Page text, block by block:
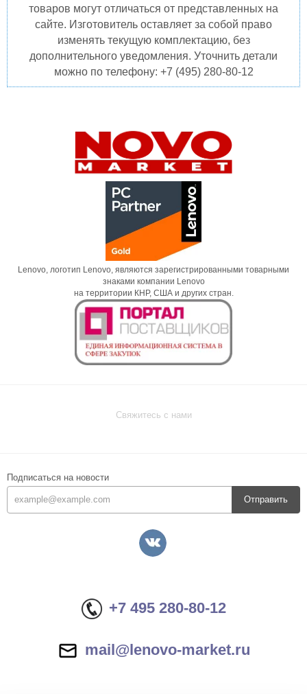
товаров могут отличаться от представленных на
сайте. Изготовитель оставляет за собой право
изменять текущую комплектацию, без
дополнительного уведомления. Уточнить детали
можно по телефону: +7 (495) 280-80-12
Lenovo, логотип Lenovo, являются зарегистрированными товарными
знаками компании Lenovo
на территории КНР, США и других стран.
Свяжитесь с нами
Подписаться на новости
Отправить
+7 495 280-80-12
mail@lenovo-market.ru